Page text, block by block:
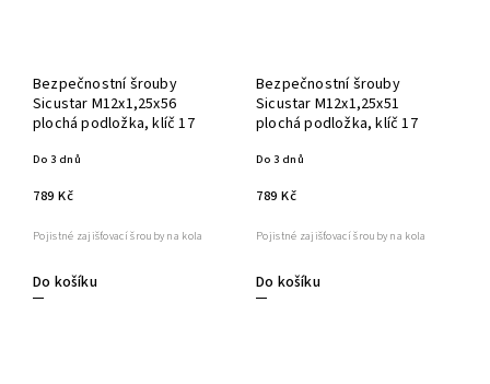
Bezpečnostní šrouby
Sicustar M12x1,25x56
plochá podložka, klíč 17
Do 3 dnů
789 Kč
Do košíku
Pojistné zajišťovací šrouby na kola
Bezpečnostní šrouby
Sicustar M12x1,25x51
plochá podložka, klíč 17
Do 3 dnů
789 Kč
Do košíku
Pojistné zajišťovací šrouby na kola